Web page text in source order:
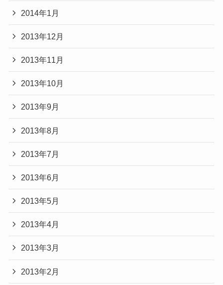
2014年1月
2013年12月
2013年11月
2013年10月
2013年9月
2013年8月
2013年7月
2013年6月
2013年5月
2013年4月
2013年3月
2013年2月